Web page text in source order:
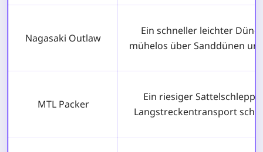
Nagasaki Outlaw
Ein schneller leichter
mühelos über Sanddünen
MTL Packer
Ein riesiger
Langstreckentransport